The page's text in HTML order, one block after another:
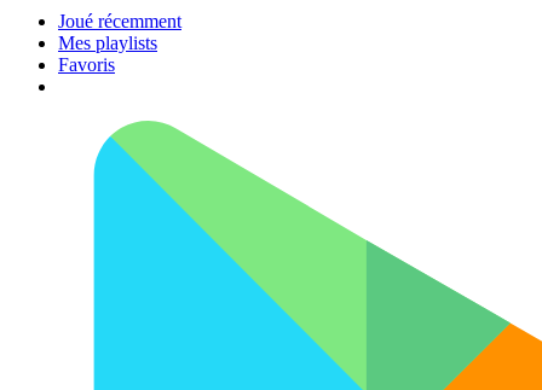
Joué récemment
Mes playlists
Favoris